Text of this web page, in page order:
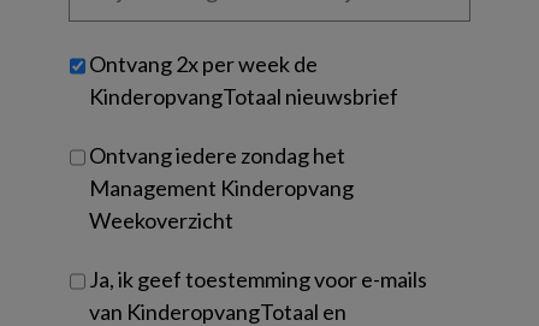
je?
Untitled
Ontvang 2x per week de
KinderopvangTotaal nieuwsbrief
Ontvang iedere zondag het
Management Kinderopvang
Weekoverzicht
Ja, ik geef toestemming voor e-mails
van KinderopvangTotaal en